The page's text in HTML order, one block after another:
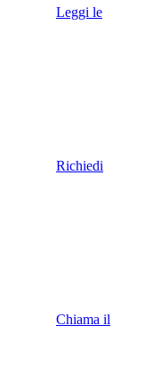
Leggi le
Richiedi
Chiama il